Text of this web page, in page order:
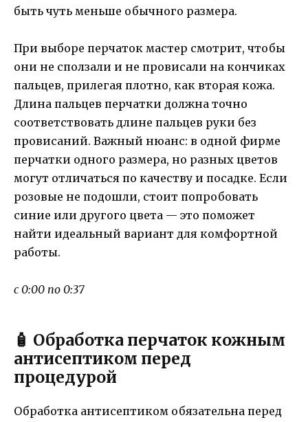
быть чуть меньше обычного размера.
При выборе перчаток мастер смотрит, чтобы
они не сползали и не провисали на кончиках
пальцев, прилегая плотно, как вторая кожа.
Длина пальцев перчатки должна точно
соответствовать длине пальцев руки без
провисаний. Важный нюанс: в одной фирме
перчатки одного размера, но разных цветов
могут отличаться по качеству и посадке. Если
розовые не подошли, стоит попробовать
синие или другого цвета — это поможет
найти идеальный вариант для комфортной
работы.
с 0:00 по 0:37
🧴 Обработка перчаток кожным
антисептиком перед
процедурой
Обработка антисептиком обязательна перед